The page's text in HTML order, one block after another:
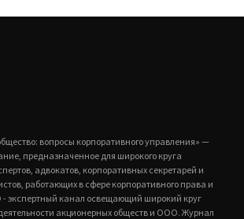
вопросы корпоративного управления» —
предназначенное для широкого круга
адвокатов, корпоративных секретарей и
работающих в сфере корпоративного права и
экспертный канал освещающий широкий круг
акционерных обществ и ООО. Журнал